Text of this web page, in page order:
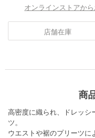
オンラインストアか
店舗在庫
商
高密度に織られ、ドレッシ
ツ。
ウエストや裾のプリーツに